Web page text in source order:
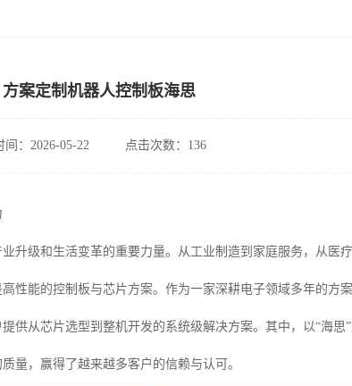
方案定制机器人控制板海思
间：2026-05-22 点击次数：136
升级和生活变革的重要力量。从工业制造到家庭服务，从医
性能的控制板与芯片方案。作为一家深耕电子领域多年的方
供从芯片选型到整机开发的系统级解决方案。其中，以“海思
量，赢得了越来越多客户的信赖与认可。